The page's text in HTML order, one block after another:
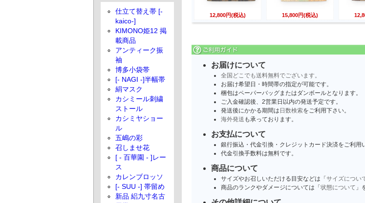
12,800円(税込) 15,800円(税込)
お届けについて
全国どこでも送料無料でございます。
お届け希望日・時間帯の指定が可能です。
梱包はペーパーバッグまたはダンボールとなります。
ご入金確認後、2営業日以内の発送予定です。
発送後にかかる期間は 日数検索をご利用下さい。
海外発送 も承っております。
お支払について
銀行振込・代金引換・クレジットカード決済をご利用
代金引換手数料は無料です。
商品について
サイズやお召しいただける目安などは「サイズについ
商品のランクやダメージについては「状態について 」
仕立て替え帯 [-
kaico-]
KIMONO姫12 掲
載商品
アンティーク振
袖
博多小袋帯
[- NAGI -]半幅帯
絹マスク
カシミール刺繍
ストール
カシミヤショー
ル
五嶋の彩
召しませ花
[ - 百華園 - ]レー
ス
カレンブロッソ
[- SUU -] 帯留め
新品 絽九寸名古